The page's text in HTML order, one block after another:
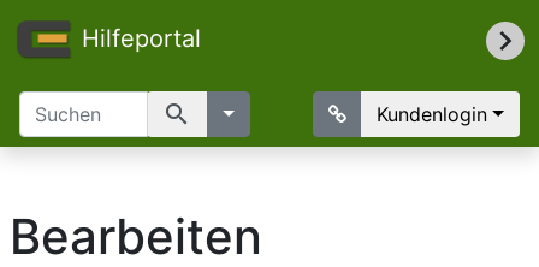
Hilfeportal
search Kundenlogin
Bearbeiten